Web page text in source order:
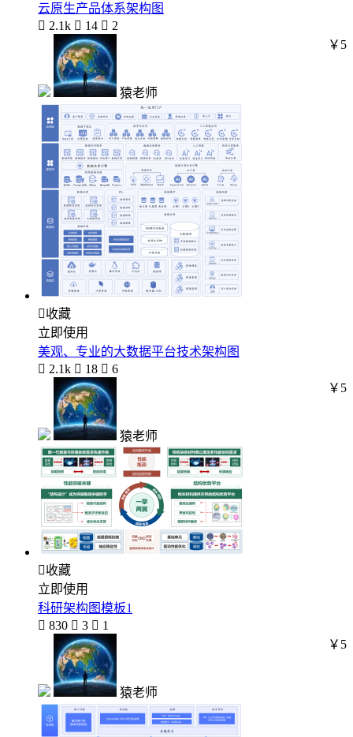
云原生产品体系架构图
 2.1k  14  2
猿老师
￥5
收藏
立即使用
美观、专业的大数据平台技术架构图
 2.1k  18  6
猿老师
￥5
收藏
立即使用
科研架构图模板1
 830  3  1
猿老师
￥5